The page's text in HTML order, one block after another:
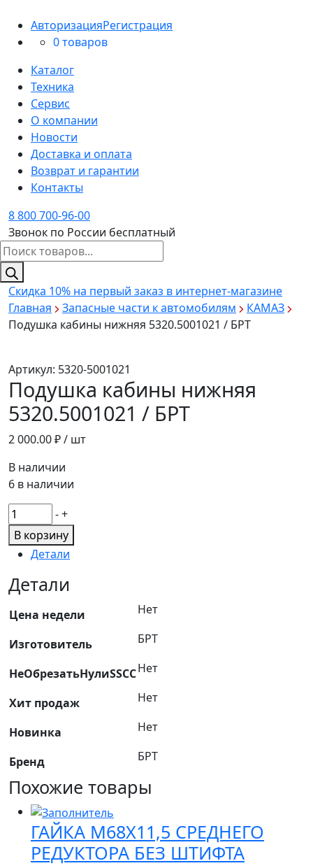
АвторизацияРегистрация
0 товаров
Каталог
Техника
Сервис
О компании
Новости
Доставка и оплата
Возврат и гарантии
Контакты
8 800 700-96-00
Звонок по России бесплатный
Поиск
товаров
Скидка 10% на первый заказ в интернет-магазине
Главная
Запасные части к автомобилям
КАМАЗ
Подушка кабины нижняя 5320.5001021 / БРТ
Артикул: 5320-5001021
Подушка кабины нижняя
5320.5001021 / БРТ
2 000.00₽ / шт
В наличии
6 в наличии
Количество
товара
Подушка
кабины
нижняя
5320.5001021
/
-+
В корзину
Детали
Детали
Цена недели Нет
Изготовитель БРТ
НеОбрезатьНулиSSCCНет
Хит продаж Нет
Новинка Нет
Бренд БРТ
Похожие товары
ГАЙКА М68Х11,5 СРЕДНЕГО
РЕДУКТОРА БЕЗ ШТИФТА